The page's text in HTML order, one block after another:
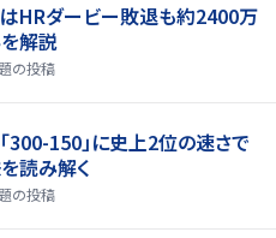
はHRダービー敗退も約2400万
解説
の投稿
300-150」に史上2位の速さで
読み解く
の投稿